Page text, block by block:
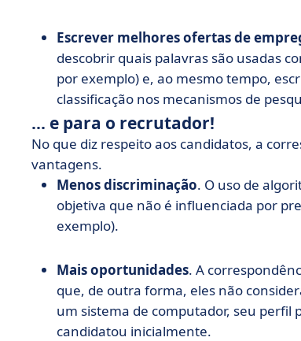
Escrever melhores ofertas de
descobrir quais palavras são usadas
por exemplo) e, ao mesmo tempo,
classificação nos mecanismos de
... e para o recrutador!
No que diz respeito aos candidatos, a
vantagens.
Menos discriminação. O uso de
objetiva que não é influenciada por
exemplo).
Mais oportunidades. A
que, de outra forma, eles não
um sistema de computador, seu perfil
candidatou inicialmente.